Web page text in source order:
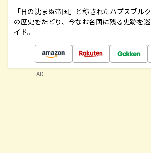
「日の沈まぬ帝国」と称されたハプスブル
の歴史をたどり、今なお各国に残る史跡を
イド。
AD